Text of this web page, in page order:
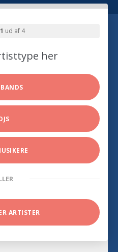
ud af 4
her
ARTISTER